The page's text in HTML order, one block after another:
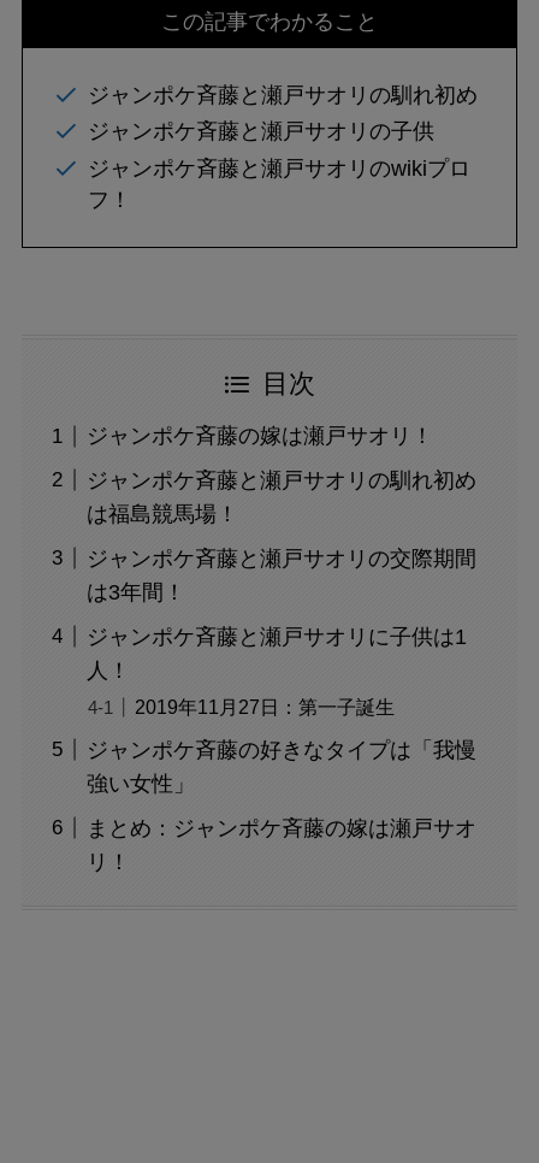
この記事でわかること
ジャンポケ斉藤と瀬戸サオリの馴れ初め
ジャンポケ斉藤と瀬戸サオリの子供
ジャンポケ斉藤と瀬戸サオリのwikiプロ
フ！
目次
ジャンポケ斉藤の嫁は瀬戸サオリ！
ジャンポケ斉藤と瀬戸サオリの馴れ初め
は福島競馬場！
ジャンポケ斉藤と瀬戸サオリの交際期間
は3年間！
ジャンポケ斉藤と瀬戸サオリに子供は1
人！
2019年11月27日：第一子誕生
ジャンポケ斉藤の好きなタイプは「我慢
強い女性」
まとめ：ジャンポケ斉藤の嫁は瀬戸サオ
リ！